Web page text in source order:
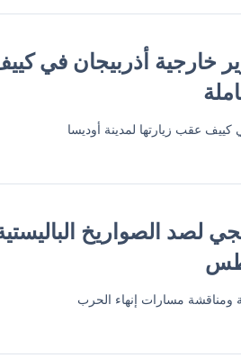
خارجية أذربيجان في
كييف عقب زيارتها لمدينة أوديسا
لصد الصواريخ
ومناقشة مسارات إنهاء الحرب